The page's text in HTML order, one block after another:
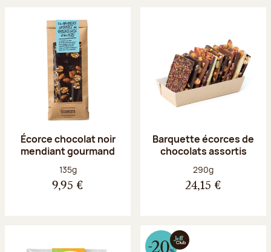
Écorce chocolat noir
mendiant gourmand
Poids net :
135g
9,95 €
Barquette écorces de
chocolats assortis
Poids net :
290g
24,15 €